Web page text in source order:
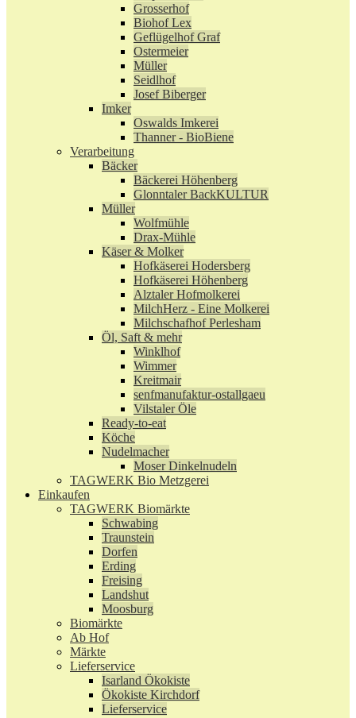
Grosserhof
Biohof Lex
Geflügelhof Graf
Ostermeier
Müller
Seidlhof
Josef Biberger
Imker
Oswalds Imkerei
Thanner - BioBiene
Verarbeitung
Bäcker
Bäckerei Höhenberg
Glonntaler BackKULTUR
Müller
Wolfmühle
Drax-Mühle
Käser & Molker
Hofkäserei Hodersberg
Hofkäserei Höhenberg
Alztaler Hofmolkerei
MilchHerz - Eine Molkerei
Milchschafhof Perlesham
Öl, Saft & mehr
Winklhof
Wimmer
Kreitmair
senfmanufaktur-ostallgaeu
Vilstaler Öle
Ready-to-eat
Köche
Nudelmacher
Moser Dinkelnudeln
TAGWERK Bio Metzgerei
Einkaufen
TAGWERK Biomärkte
Schwabing
Traunstein
Dorfen
Erding
Freising
Landshut
Moosburg
Biomärkte
Ab Hof
Märkte
Lieferservice
Isarland Ökokiste
Ökokiste Kirchdorf
Lieferservice